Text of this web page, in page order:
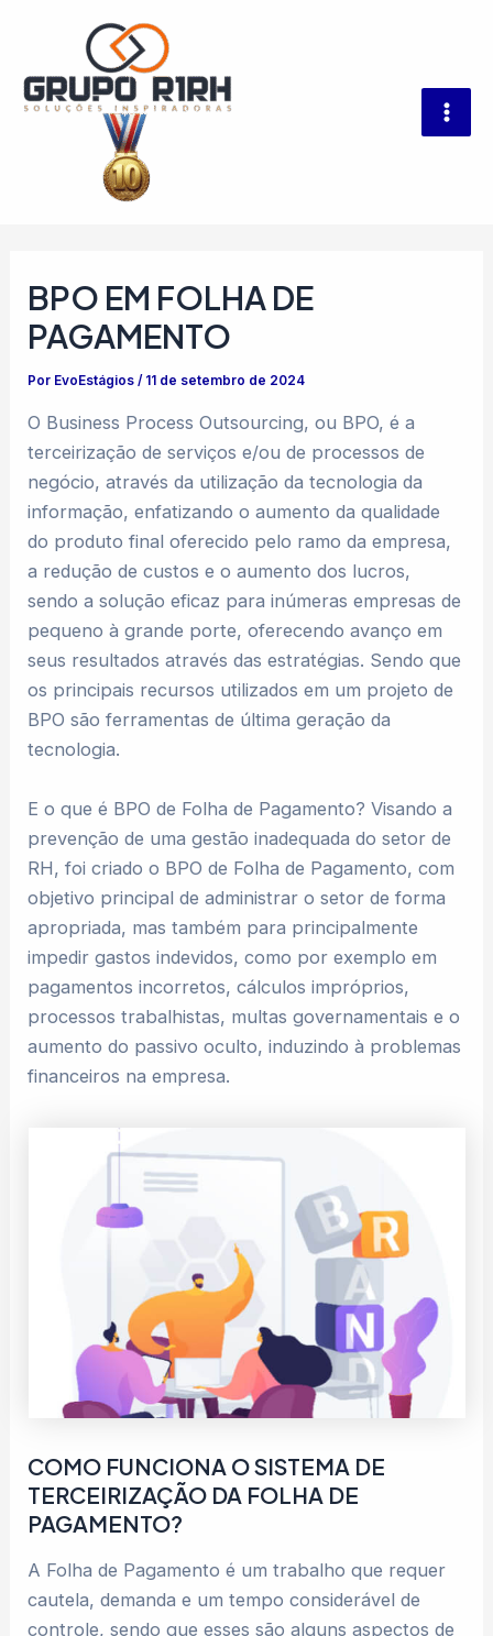
conteúdo
BPO EM FOLHA DE
PAGAMENTO
Por EvoEstágios/ 11 de setembro de 2024
O Business Process Outsourcing, ou BPO, é a
terceirização de serviços e/ou de processos de
negócio, através da utilização da tecnologia da
informação, enfatizando o aumento da qualidade
do produto final oferecido pelo ramo da empresa,
a redução de custos e o aumento dos lucros,
sendo a solução eficaz para inúmeras empresas de
pequeno à grande porte, oferecendo avanço em
seus resultados através das estratégias. Sendo que
os principais recursos utilizados em um projeto de
BPO são ferramentas de última geração da
tecnologia.
E o que é BPO de Folha de Pagamento? Visando a
prevenção de uma gestão inadequada do setor de
RH, foi criado o BPO de Folha de Pagamento, com
objetivo principal de administrar o setor de forma
apropriada, mas também para principalmente
impedir gastos indevidos, como por exemplo em
pagamentos incorretos, cálculos impróprios,
processos trabalhistas, multas governamentais e o
aumento do passivo oculto, induzindo à problemas
financeiros na empresa.
COMO FUNCIONA O SISTEMA DE
TERCEIRIZAÇÃO DA FOLHA DE
PAGAMENTO?
A Folha de Pagamento é um trabalho que requer
cautela, demanda e um tempo considerável de
controle, sendo que esses são alguns aspectos de
navigation